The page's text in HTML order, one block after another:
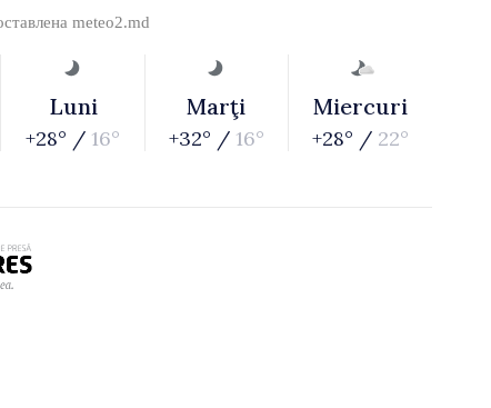
meteo2.md
Luni
+28° / 16°
Marţi
+32° / 16°
Miercuri
+28° / 22°